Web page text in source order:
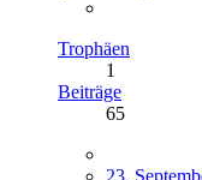
Trophäen
1
Beiträge
65
23.